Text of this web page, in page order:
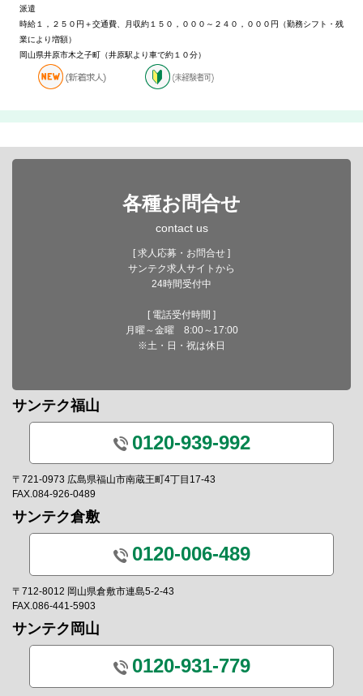
派遣
時給１，２５０円＋交通費、月収約１５０，０００～２４０，０００円（勤務シフト・残
業により増額）
岡山県井原市木之子町（井原駅より車で約１０分）
各種お問合せ
contact us
[ 求人応募・お問合せ ]
サンテク求人サイトから
24時間受付中
[ 電話受付時間 ]
月曜～金曜 8:00～17:00
※土・日・祝は休日
サンテク福山
0120-939-992
〒721-0973 広島県福山市南蔵王町4丁目17-43
FAX.084-926-0489
サンテク倉敷
0120-006-489
〒712-8012 岡山県倉敷市連島5-2-43
FAX.086-441-5903
サンテク岡山
0120-931-779